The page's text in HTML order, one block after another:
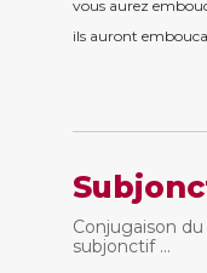
vous aurez
ils auront
Conjugaison
subjonctif ...